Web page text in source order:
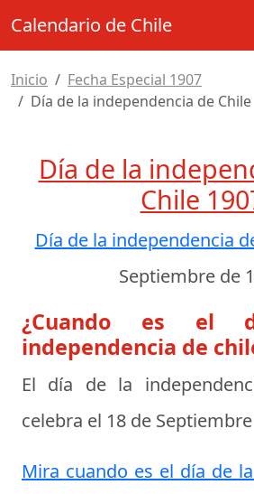
Calendario de Chile
Inicio
Fecha Especial 1907
Día de la independencia de Chile
Día de la
Chile
Día de la independencia
Septiembre de
¿Cuando es el
independencia de
El día de la
celebra el 18 de
Mira cuando es el día de